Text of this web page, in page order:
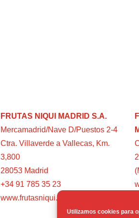
Utilizamos cookies para
FRUTAS NIQUI MADRID S.A.
Mercamadrid/Nave D/Puestos 2-4
Ctra. Villaverde a Vallecas, Km.
3,800
28053 Madrid
+34 91 785 35 23
www.frutasniqui.es